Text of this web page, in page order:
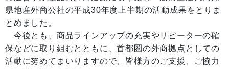
県地産外商公社の平成30年度上半期の活動成果をとりま
とめました。
今後とも、商品ラインアップの充実やリピーターの確
保などに取り組むとともに、首都圏の外商拠点としての
活動に努めてまいりますので、皆様方のご支援、ご協力